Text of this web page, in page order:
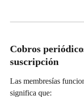
Cobros
suscripción
Las membresías
significa que: